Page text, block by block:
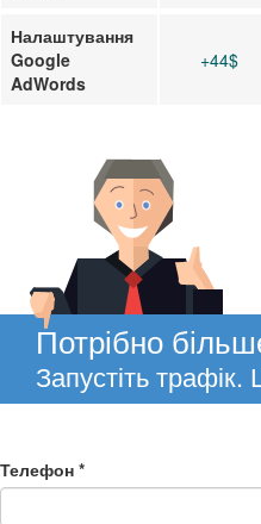
Налаштування
Google
AdWords
+44$
Потрібно
Запустіть трафік.
Телефон *